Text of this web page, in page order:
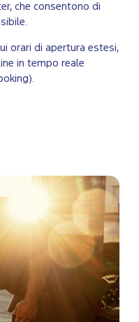
che consentono di
orari di apertura estesi,
in tempo reale